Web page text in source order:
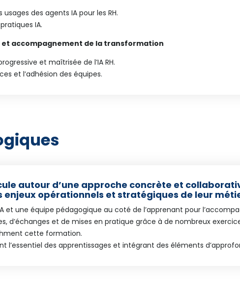
des agents IA pour les RH.
IA.
et accompagnement de la transformation
et maîtrisée de l’IA RH.
et l’adhésion des équipes.
autour d’une approche concrète et
opérationnels et stratégiques de leur
et une équipe pédagogique au coté de l’apprenant pour
d’échanges et de mises en pratique grâce à de nombreux
cette formation.
l’essentiel des apprentissages et intégrant des éléments